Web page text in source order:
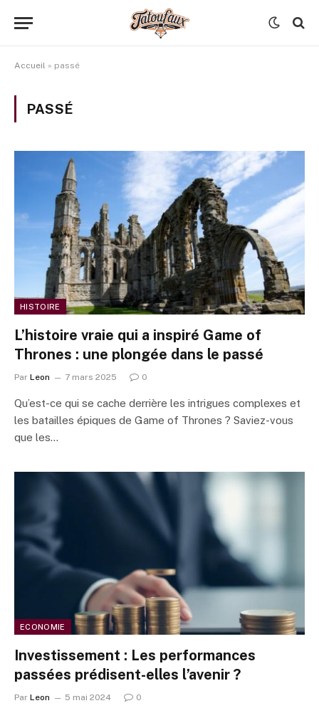
Accueil » passé
PASSÉ
HISTOIRE
L’histoire vraie qui a inspiré Game of
Thrones : une plongée dans le passé
Par Leon 7 mars 2025 0
Qu’est-ce qui se cache derrière les intrigues complexes et
les batailles épiques de Game of Thrones ? Saviez-vous
que les…
ECONOMIE
Investissement : Les performances
passées prédisent-elles l’avenir ?
Par Leon 5 mai 2024 0